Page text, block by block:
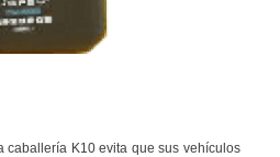
caballería K10 evita que sus vehículos